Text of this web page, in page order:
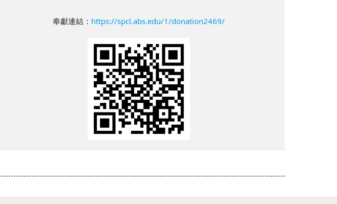
奉獻連結： https://spcl.abs.edu/1/donation2469/